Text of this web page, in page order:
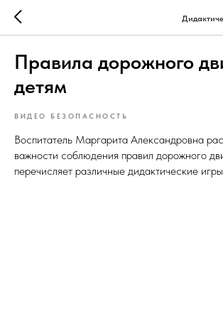
Правила дорожного
детям
ВИДЕО БЕЗОПАСНОСТЬ
Воспитатель Маргарита Александровна
важности соблюдения правил дорожного
перечисляет различные дидактические